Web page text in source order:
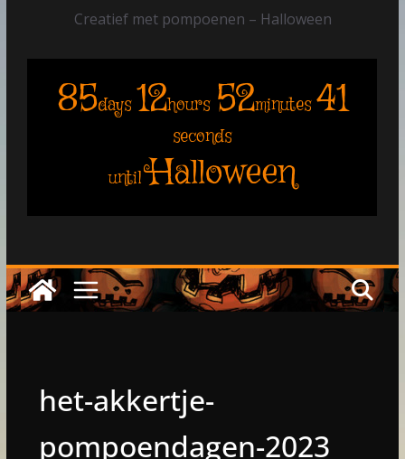
Creatief met pompoenen – Halloween
85days 12hours 52minutes 41
seconds
until Halloween
het-akkertje-
pompoendagen-2023